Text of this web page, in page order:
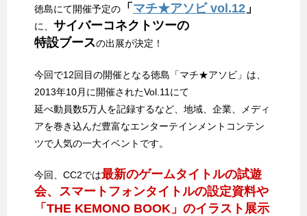
徳島にて開催予定の
「 マチ★アソビ vol.12 」
に、 サイバーコネクトツーの
特設ブースの出展が決定！
今回で12回目の開催となる徳島「マチ★アソビ」は、
2013年10月に開催されたVol.11にて
延べ動員数5万人を記録するなど、地域、企業、メディ
アを巻き込んだ豊富なエンターテインメントコンテン
ツで人気の一大イベントです。
今回、CC2では最新のゲームタイトルの試遊
会、スマートフォンタイトルの設定資料や
「THE KEMONO BOOK」のイラスト展示